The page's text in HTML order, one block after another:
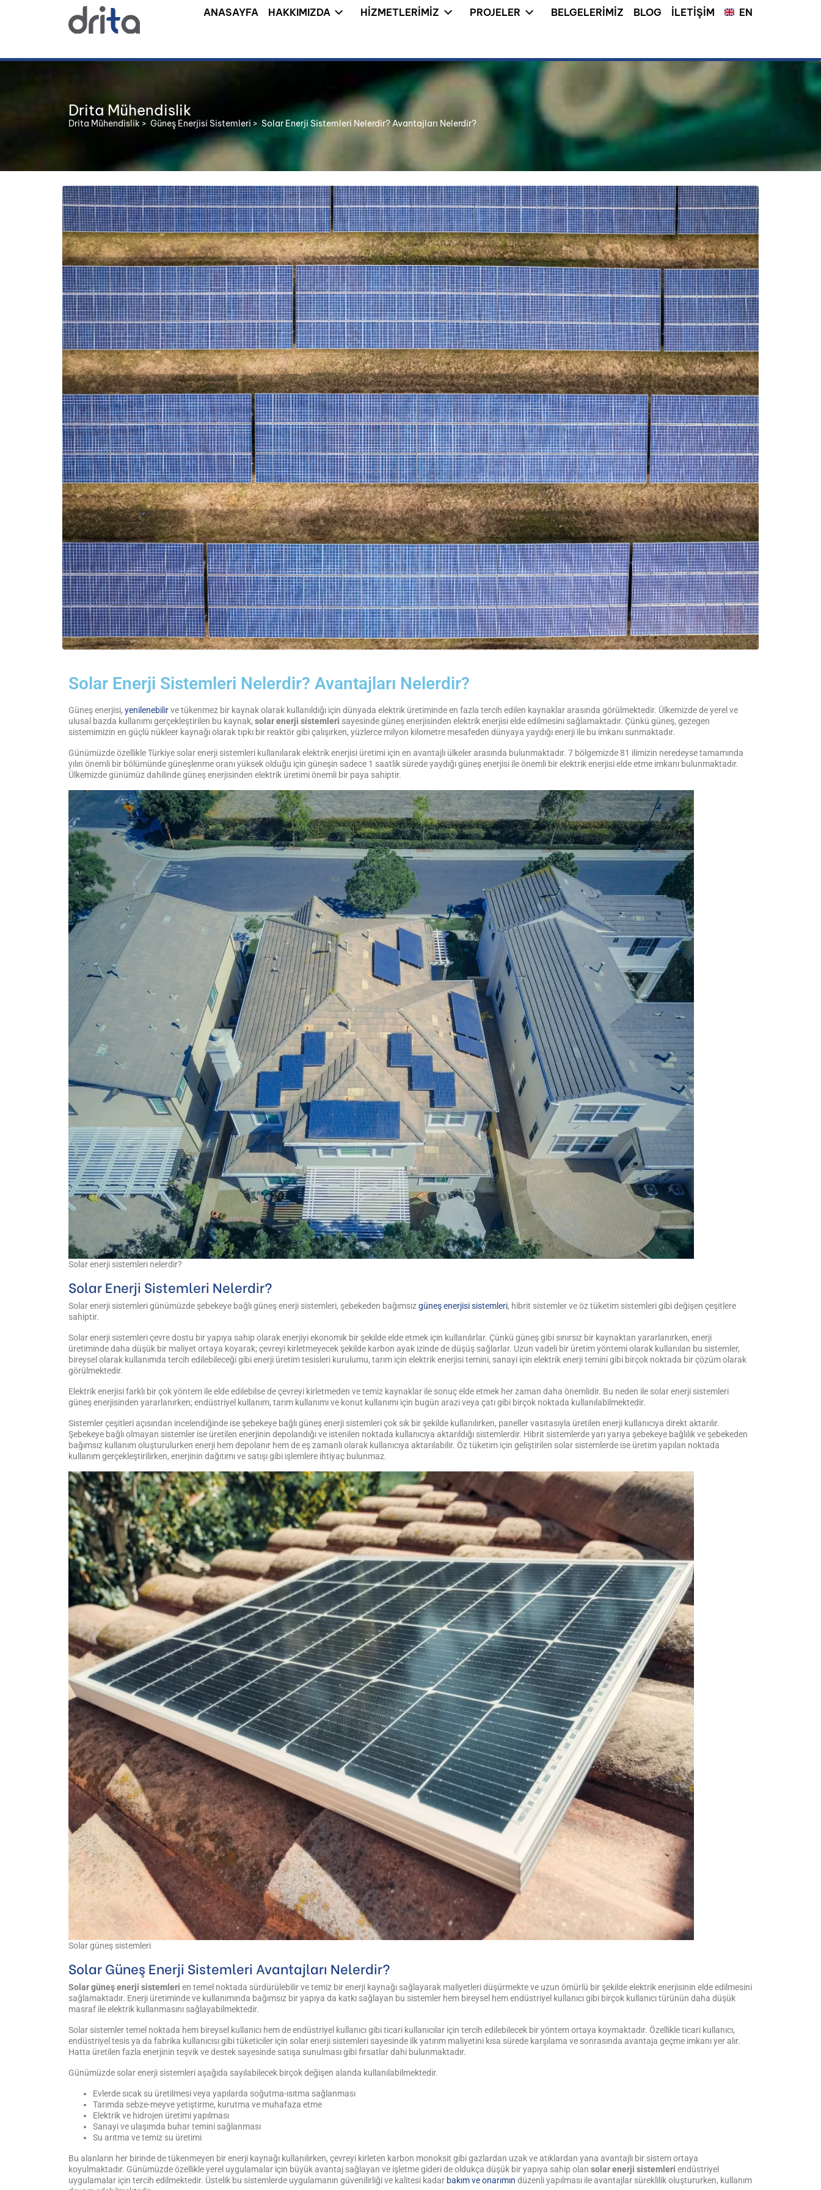
ANASAYFA HAKKIMIZDA HIZMETLERIMIZ PROJELER BELGELERIMIZ BLOG İLETIŞIM EN
Drita Mühendislik
Drita Mühendislik > Güneş Enerjisi Sistemleri>Solar Enerji Sistemleri Nelerdir? Avantajları Nelerdir?
Solar Enerji Sistemleri Nelerdir? Avantajları Nelerdir?
Güneş enerjisi, yenilenebilirve tükenmez bir kaynak olarak kullanıldığı için dünyada elektrik üretiminde en fazla tercih edilen kaynaklar arasında görülmektedir. Ülkemizde de yerel ve
ulusal bazda kullanımı gerçekleştirilen bu kaynak, solar enerji sistemleri sayesinde güneş enerjisinden elektrik enerjisi elde edilmesini sağlamaktadır. Çünkü güneş, gezegen
sistemimizin en güçlü nükleer kaynağı olarak tıpkı bir reaktör gibi çalışırken, yüzlerce milyon kilometre mesafeden dünyaya yaydığı enerji ile bu imkanı sunmaktadır.
Günümüzde özellikle Türkiye solar enerji sistemleri kullanılarak elektrik enerjisi üretimi için en avantajlı ülkeler arasında bulunmaktadır. 7 bölgemizde 81 ilimizin neredeyse tamamında
yılın önemli bir bölümünde güneşlenme oranı yüksek olduğu için güneşin sadece 1 saatlik sürede yaydığı güneş enerjisi ile önemli bir elektrik enerjisi elde etme imkanı bulunmaktadır.
Ülkemizde günümüz dahilinde güneş enerjisinden elektrik üretimi önemli bir paya sahiptir.
Solar enerji sistemleri nelerdir?
Solar Enerji Sistemleri Nelerdir?
Solar enerji sistemleri günümüzde şebekeye bağlı güneş enerji sistemleri, şebekeden bağımsızgüneş enerjisi sistemleri, hibrit sistemler ve öz tüketim sistemleri gibi değişen çeşitlere
sahiptir.
Solar enerji sistemleri çevre dostu bir yapıya sahip olarak enerjiyi ekonomik bir şekilde elde etmek için kullanılırlar. Çünkü güneş gibi sınırsız bir kaynaktan yararlanırken, enerji
üretiminde daha düşük bir maliyet ortaya koyarak; çevreyi kirletmeyecek şekilde karbon ayak izinde de düşüş sağlarlar. Uzun vadeli bir üretim yöntemi olarak kullanılan bu sistemler,
bireysel olarak kullanımda tercih edilebileceği gibi enerji üretim tesisleri kurulumu, tarım için elektrik enerjisi temini, sanayi için elektrik enerji temini gibi birçok noktada bir çözüm olarak
görülmektedir.
Elektrik enerjisi farklı bir çok yöntem ile elde edilebilse de çevreyi kirletmeden ve temiz kaynaklar ile sonuç elde etmek her zaman daha önemlidir. Bu neden ile solar enerji sistemleri
güneş enerjisinden yararlanırken; endüstriyel kullanım, tarım kullanımı ve konut kullanımı için bugün arazi veya çatı gibi birçok noktada kullanılabilmektedir.
Sistemler çeşitleri açısından incelendiğinde ise şebekeye bağlı güneş enerji sistemleri çok sık bir şekilde kullanılırken, paneller vasıtasıyla üretilen enerji kullanıcıya direkt aktarılır.
Şebekeye bağlı olmayan sistemler ise üretilen enerjinin depolandığı ve istenilen noktada kullanıcıya aktarıldığı sistemlerdir. Hibrit sistemlerde yarı yarıya şebekeye bağlılık ve şebekeden
bağımsız kullanım oluşturulurken enerji hem depolanır hem de eş zamanlı olarak kullanıcıya aktarılabilir. Öz tüketim için geliştirilen solar sistemlerde ise üretim yapılan noktada
kullanım gerçekleştirilirken, enerjinin dağıtımı ve satışı gibi işlemlere ihtiyaç bulunmaz.
Solar güneş sistemleri
Solar Güneş Enerji Sistemleri Avantajları Nelerdir?
Solar güneş enerji sistemleri en temel noktada sürdürülebilir ve temiz bir enerji kaynağı sağlayarak maliyetleri düşürmekte ve uzun ömürlü bir şekilde elektrik enerjisinin elde edilmesini
sağlamaktadır. Enerji üretiminde ve kullanımında bağımsız bir yapıya da katkı sağlayan bu sistemler hem bireysel hem endüstriyel kullanıcı gibi birçok kullanıcı türünün daha düşük
masraf ile elektrik kullanmasını sağlayabilmektedir.
Solar sistemler temel noktada hem bireysel kullanıcı hem de endüstriyel kullanıcı gibi ticari kullanıcılar için tercih edilebilecek bir yöntem ortaya koymaktadır. Özellikle ticari kullanıcı,
endüstriyel tesis ya da fabrika kullanıcısı gibi tüketiciler için solar enerji sistemleri sayesinde ilk yatırım maliyetini kısa sürede karşılama ve sonrasında avantaja geçme imkanı yer alır.
Hatta üretilen fazla enerjinin teşvik ve destek sayesinde satışa sunulması gibi fırsatlar dahi bulunmaktadır.
Günümüzde solar enerji sistemleri aşağıda sayılabilecek birçok değişen alanda kullanılabilmektedir.
Evlerde sıcak su üretilmesi veya yapılarda soğutma-ısıtma sağlanması
Tarımda sebze-meyve yetiştirme, kurutma ve muhafaza etme
Elektrik ve hidrojen üretimi yapılması
Sanayi ve ulaşımda buhar temini sağlanması
Su arıtma ve temiz su üretimi
Bu alanların her birinde de tükenmeyen bir enerji kaynağı kullanılırken, çevreyi kirleten karbon monoksit gibi gazlardan uzak ve atıklardan yana avantajlı bir sistem ortaya
koyulmaktadır. Günümüzde özellikle yerel uygulamalar için büyük avantaj sağlayan ve işletme gideri de oldukça düşük bir yapıya sahip olan solar enerji sistemleri endüstriyel
uygulamalar için tercih edilmektedir. Üstelik bu sistemlerde uygulamanın güvenilirliği ve kalitesi kadar bakım ve onarımın düzenli yapılması ile avantajlar süreklilik oluştururken, kullanım